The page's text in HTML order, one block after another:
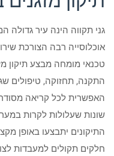
גני תקווה הינה עיר גדולה
אוכלוסייה רבה הצורכת
טכנאי מומחה מבצע תיקון
התקנה, תחזוקה, טיפולים
האפשרית לכל קריאה
שונות שעלולות לקרות
התיקונים יתבצעו באופן
חלקים תקולים למעבדות